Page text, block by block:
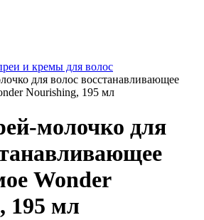
и кремы для волос
для волос восстанавливающее
Nourishing, 195 мл
молочко для
Wonder
195 мл